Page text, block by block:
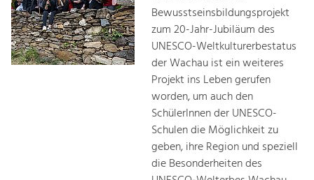
Bewusstseinsbildungsprojekt
zum 20-Jahr-Jubiläum des
UNESCO-Weltkulturerbestatus
der Wachau ist ein weiteres
Projekt ins Leben gerufen
worden, um auch den
SchülerInnen der UNESCO-
Schulen die Möglichkeit zu
geben, ihre Region und speziell
die Besonderheiten des